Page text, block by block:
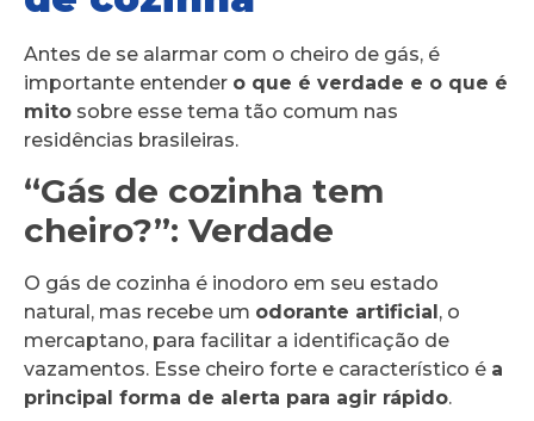
Antes de se alarmar com o cheiro de gás, é
importante entender o que é verdade e o que é
mito sobre esse tema tão comum nas
residências brasileiras.
“Gás de cozinha tem
cheiro?”: Verdade
O gás de cozinha é inodoro em seu estado
natural, mas recebe um odorante artificial, o
mercaptano, para facilitar a identificação de
vazamentos. Esse cheiro forte e característico é a
principal forma de alerta para agir rápido.